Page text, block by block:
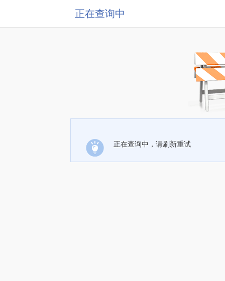
正在查询中
正在查询中，请刷新重试